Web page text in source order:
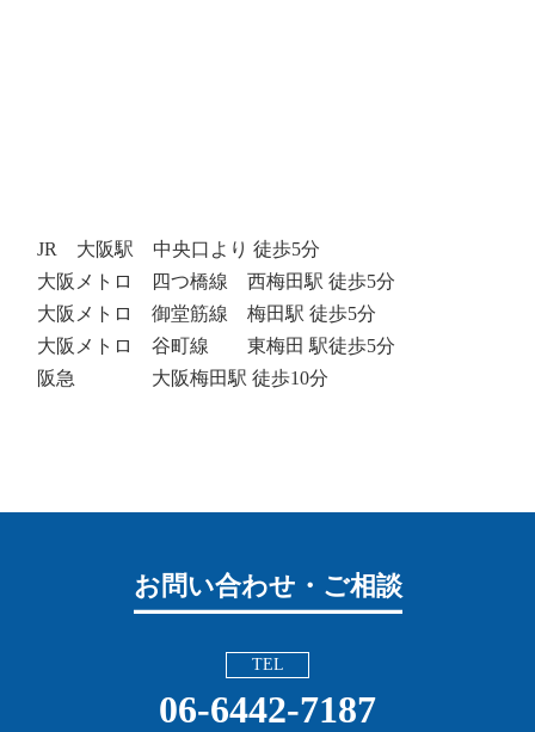
JR 大阪駅 中央口より 徒歩5分
大阪メトロ 四つ橋線 西梅田駅 徒歩5分
大阪メトロ 御堂筋線 梅田駅 徒歩5分
大阪メトロ 谷町線 東梅田 駅徒歩5分
阪急 大阪梅田駅 徒歩10分
お問い合わせ・ご相談
TEL
06-6442-7187